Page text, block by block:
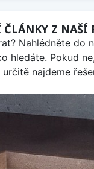
ČLÁNKY Z NAŠÍ
Nahlédněte do
hledáte. Pokud
najdeme